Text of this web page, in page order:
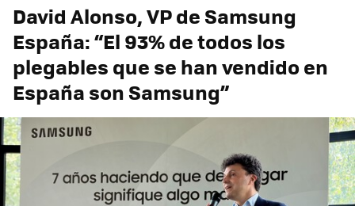
David Alonso, VP de Samsung
España: “El 93% de todos los
plegables que se han vendido en
España son Samsung”